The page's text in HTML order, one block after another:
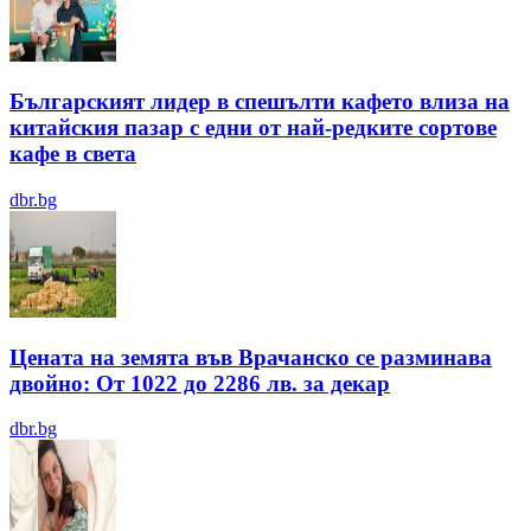
Българският лидер в спешълти кафето влиза на
китайския пазар с едни от най-редките сортове
кафе в света
dbr.bg
Цената на земята във Врачанско се разминава
двойно: От 1022 до 2286 лв. за декар
dbr.bg